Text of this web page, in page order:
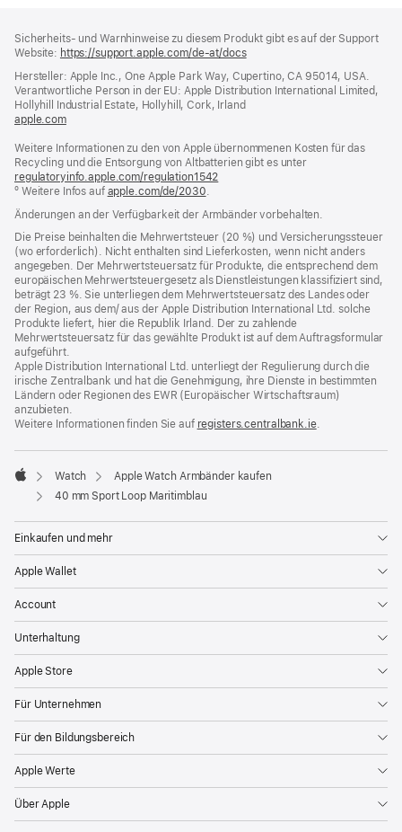
Sicherheits- und Warnhinweise zu diesem Produkt gibt es auf der Support
Website: https://support.apple.com/de-at/docs(öffnet
neues
Fenster)
Hersteller: Apple Inc., One Apple Park Way, Cupertino, CA 95014, USA.
Verantwortliche Person in der EU: Apple Distribution International Limited,
Hollyhill Industrial Estate, Hollyhill, Cork, Irland
apple.com(öffnet
neues
Fenster)
Weitere Informationen zu den von Apple übernommenen Kosten für das
Recycling und die Entsorgung von Altbatterien gibt es unter
regulatoryinfo.apple.com/regulation1542
Fenster)
º Weitere Infos auf apple.com/de/2030.
Änderungen an der Verfügbarkeit der Armbänder vorbehalten.
Die Preise beinhalten die Mehrwertsteuer (20 %) und Versicherungssteuer
(wo erforderlich). Nicht enthalten sind Lieferkosten, wenn nicht anders
angegeben. Der Mehrwertsteuersatz für Produkte, die entsprechend dem
europäischen Mehrwertsteuergesetz als Dienstleistungen klassifiziert sind,
beträgt 23 %. Sie unterliegen dem Mehrwertsteuersatz des Landes oder
der Region, aus dem/ aus der Apple Distribution International Ltd. solche
Produkte liefert, hier die Republik Irland. Der zu zahlende
Mehrwertsteuersatz für das gewählte Produkt ist auf dem Auftragsformular
aufgeführt.
Apple Distribution International Ltd. unterliegt der Regulierung durch die
irische Zentralbank und hat die Genehmigung, ihre Dienste in bestimmten
Ländern oder Regionen des EWR (Europäischer Wirtschaftsraum)
anzubieten.
Weitere Informationen finden Sie auf registers.centralbank.ie(Öffnet
neues
.
Apple
Watch
Apple Watch Armbänder kaufen
40 mm Sport Loop Maritimblau
Einkaufen und mehr
Apple Wallet
Account
Unterhaltung
Apple Store
Für Unternehmen
Für den Bildungsbereich
Apple Werte
Über Apple